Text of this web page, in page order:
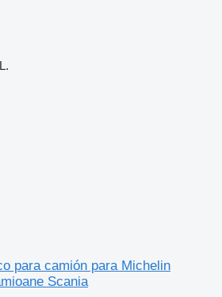
para camión para Michelin
Scania